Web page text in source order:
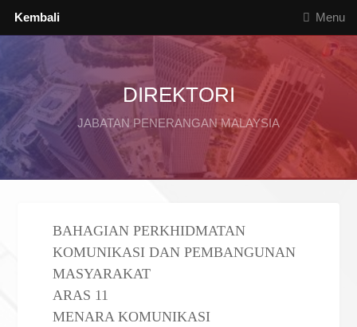
Kembali Menu
DIREKTORI
JABATAN PENERANGAN MALAYSIA
BAHAGIAN PERKHIDMATAN
KOMUNIKASI DAN PEMBANGUNAN
MASYARAKAT
ARAS 11
MENARA KOMUNIKASI